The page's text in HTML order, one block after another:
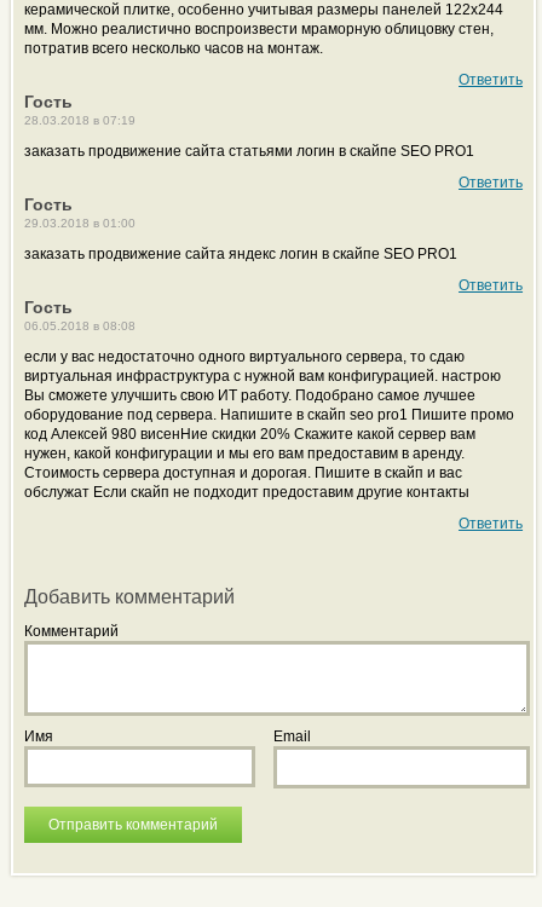
керамической плитке, особенно учитывая размеры панелей 122х244
мм. Можно реалистично воспроизвести мраморную облицовку стен,
потратив всего несколько часов на монтаж.
Ответить
Гость
28.03.2018 в 07:19
заказать продвижение сайта статьями логин в скайпе SEO PRO1
Ответить
Гость
29.03.2018 в 01:00
заказать продвижение сайта яндекс логин в скайпе SEO PRO1
Ответить
Гость
06.05.2018 в 08:08
если у вас недостаточно одного виртуального сервера, то сдаю
виртуальная инфраструктура с нужной вам конфигурацией. настрою
Вы сможете улучшить свою ИТ работу. Подобрано самое лучшее
оборудование под сервера. Напишите в скайп seo pro1 Пишите промо
код Алексей 980 висенНие скидки 20% Скажите какой сервер вам
нужен, какой конфигурации и мы его вам предоставим в аренду.
Стоимость сервера доступная и дорогая. Пишите в скайп и вас
обслужат Если скайп не подходит предоставим другие контакты
Ответить
Добавить комментарий
Комментарий
Имя Email